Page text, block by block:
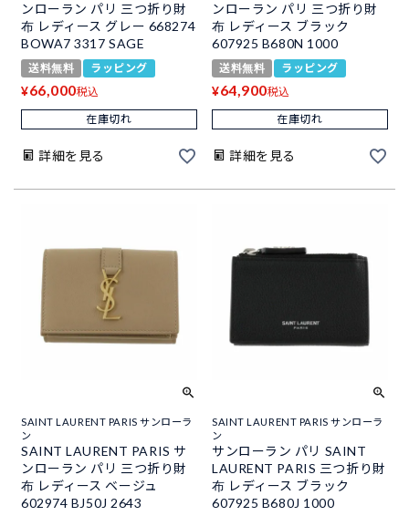
ンローラン パリ 三つ折り財
布 レディース グレー 668274
BOWA7 3317 SAGE
送料無料 ラッピング
¥66,000税込
在庫切れ
詳細を見る
ンローラン パリ 三つ折り財
布 レディース ブラック
607925 B680N 1000
送料無料 ラッピング
¥64,900税込
在庫切れ
詳細を見る
SAINT LAURENT PARIS サンローラ
ン
SAINT LAURENT PARIS サ
ンローラン パリ 三つ折り財
布 レディース ベージュ
602974 BJ50J 2643
SAINT LAURENT PARIS サンローラ
ン
サンローラン パリ SAINT
LAURENT PARIS 三つ折り財
布 レディース ブラック
607925 B680J 1000